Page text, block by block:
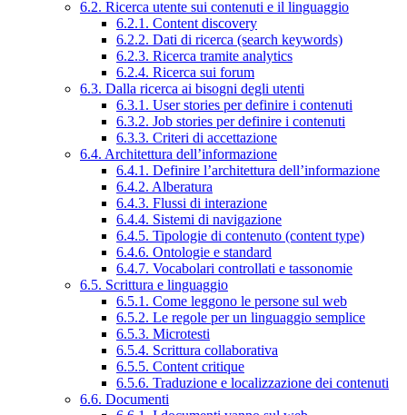
6.2. Ricerca utente sui contenuti e il linguaggio
6.2.1. Content discovery
6.2.2. Dati di ricerca (search keywords)
6.2.3. Ricerca tramite analytics
6.2.4. Ricerca sui forum
6.3. Dalla ricerca ai bisogni degli utenti
6.3.1. User stories per definire i contenuti
6.3.2. Job stories per definire i contenuti
6.3.3. Criteri di accettazione
6.4. Architettura dell’informazione
6.4.1. Definire l’architettura dell’informazione
6.4.2. Alberatura
6.4.3. Flussi di interazione
6.4.4. Sistemi di navigazione
6.4.5. Tipologie di contenuto (content type)
6.4.6. Ontologie e standard
6.4.7. Vocabolari controllati e tassonomie
6.5. Scrittura e linguaggio
6.5.1. Come leggono le persone sul web
6.5.2. Le regole per un linguaggio semplice
6.5.3. Microtesti
6.5.4. Scrittura collaborativa
6.5.5. Content critique
6.5.6. Traduzione e localizzazione dei contenuti
6.6. Documenti